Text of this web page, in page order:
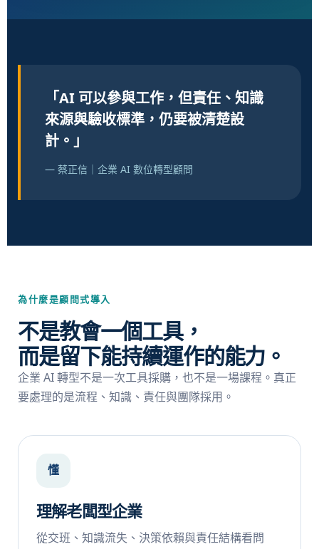
「AI 可以參與工作，但責任、知識
來源與驗收標準，仍要被清楚設
計。」
— 蔡正信｜企業 AI 數位轉型顧問
為什麼是顧問式導入
不是教會一個工具，
而是留下能持續運作的能力。
企業 AI 轉型不是一次工具採購，也不是一場課程。真正
要處理的是流程、知識、責任與團隊採用。
懂
理解老闆型企業
從交班、知識流失、決策依賴與責任結構看問